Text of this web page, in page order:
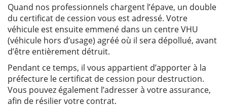
Quand nos professionnels chargent l’épave, un double
du certificat de cession vous est adressé. Votre
véhicule est ensuite emmené dans un centre VHU
(véhicule hors d’usage) agréé où il sera dépollué, avant
d’être entièrement détruit.
Pendant ce temps, il vous appartient d’apporter à la
préfecture le certificat de cession pour destruction.
Vous pouvez également l’adresser à votre assurance,
afin de résilier votre contrat.